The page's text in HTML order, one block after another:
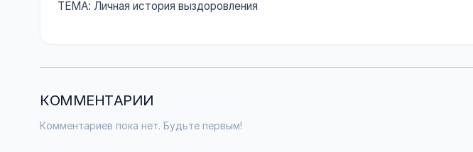
ТЕМА: Личная история выздоровления
КОММЕНТАРИИ
Комментариев пока нет. Будьте первым!